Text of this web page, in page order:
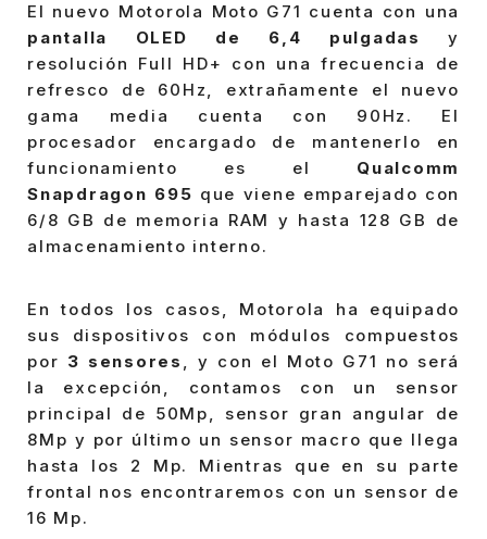
El nuevo Motorola Moto G71 cuenta con una
pantalla OLED de 6,4 pulgadas
y
resolución Full HD+ con una frecuencia de
refresco de 60Hz, extrañamente el nuevo
gama media cuenta con 90Hz. El
procesador encargado de mantenerlo en
funcionamiento es el Qualcomm
Snapdragon 695 que viene emparejado con
6/8 GB de memoria RAM y hasta 128 GB de
almacenamiento interno.
En todos los casos, Motorola ha equipado
sus dispositivos con módulos compuestos
por 3 sensores , y con el Moto G71 no será
la excepción, contamos con un sensor
principal de 50Mp, sensor gran angular de
8Mp y por último un sensor macro que llega
hasta los 2 Mp. Mientras que en su parte
frontal nos encontraremos con un sensor de
16 Mp.